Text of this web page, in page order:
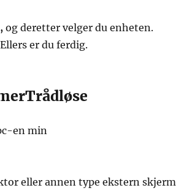
og deretter velger du enheten.
er du ferdig.
eller annen type ekstern skjerm